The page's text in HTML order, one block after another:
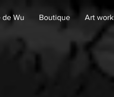
de Wu Boutique Art work